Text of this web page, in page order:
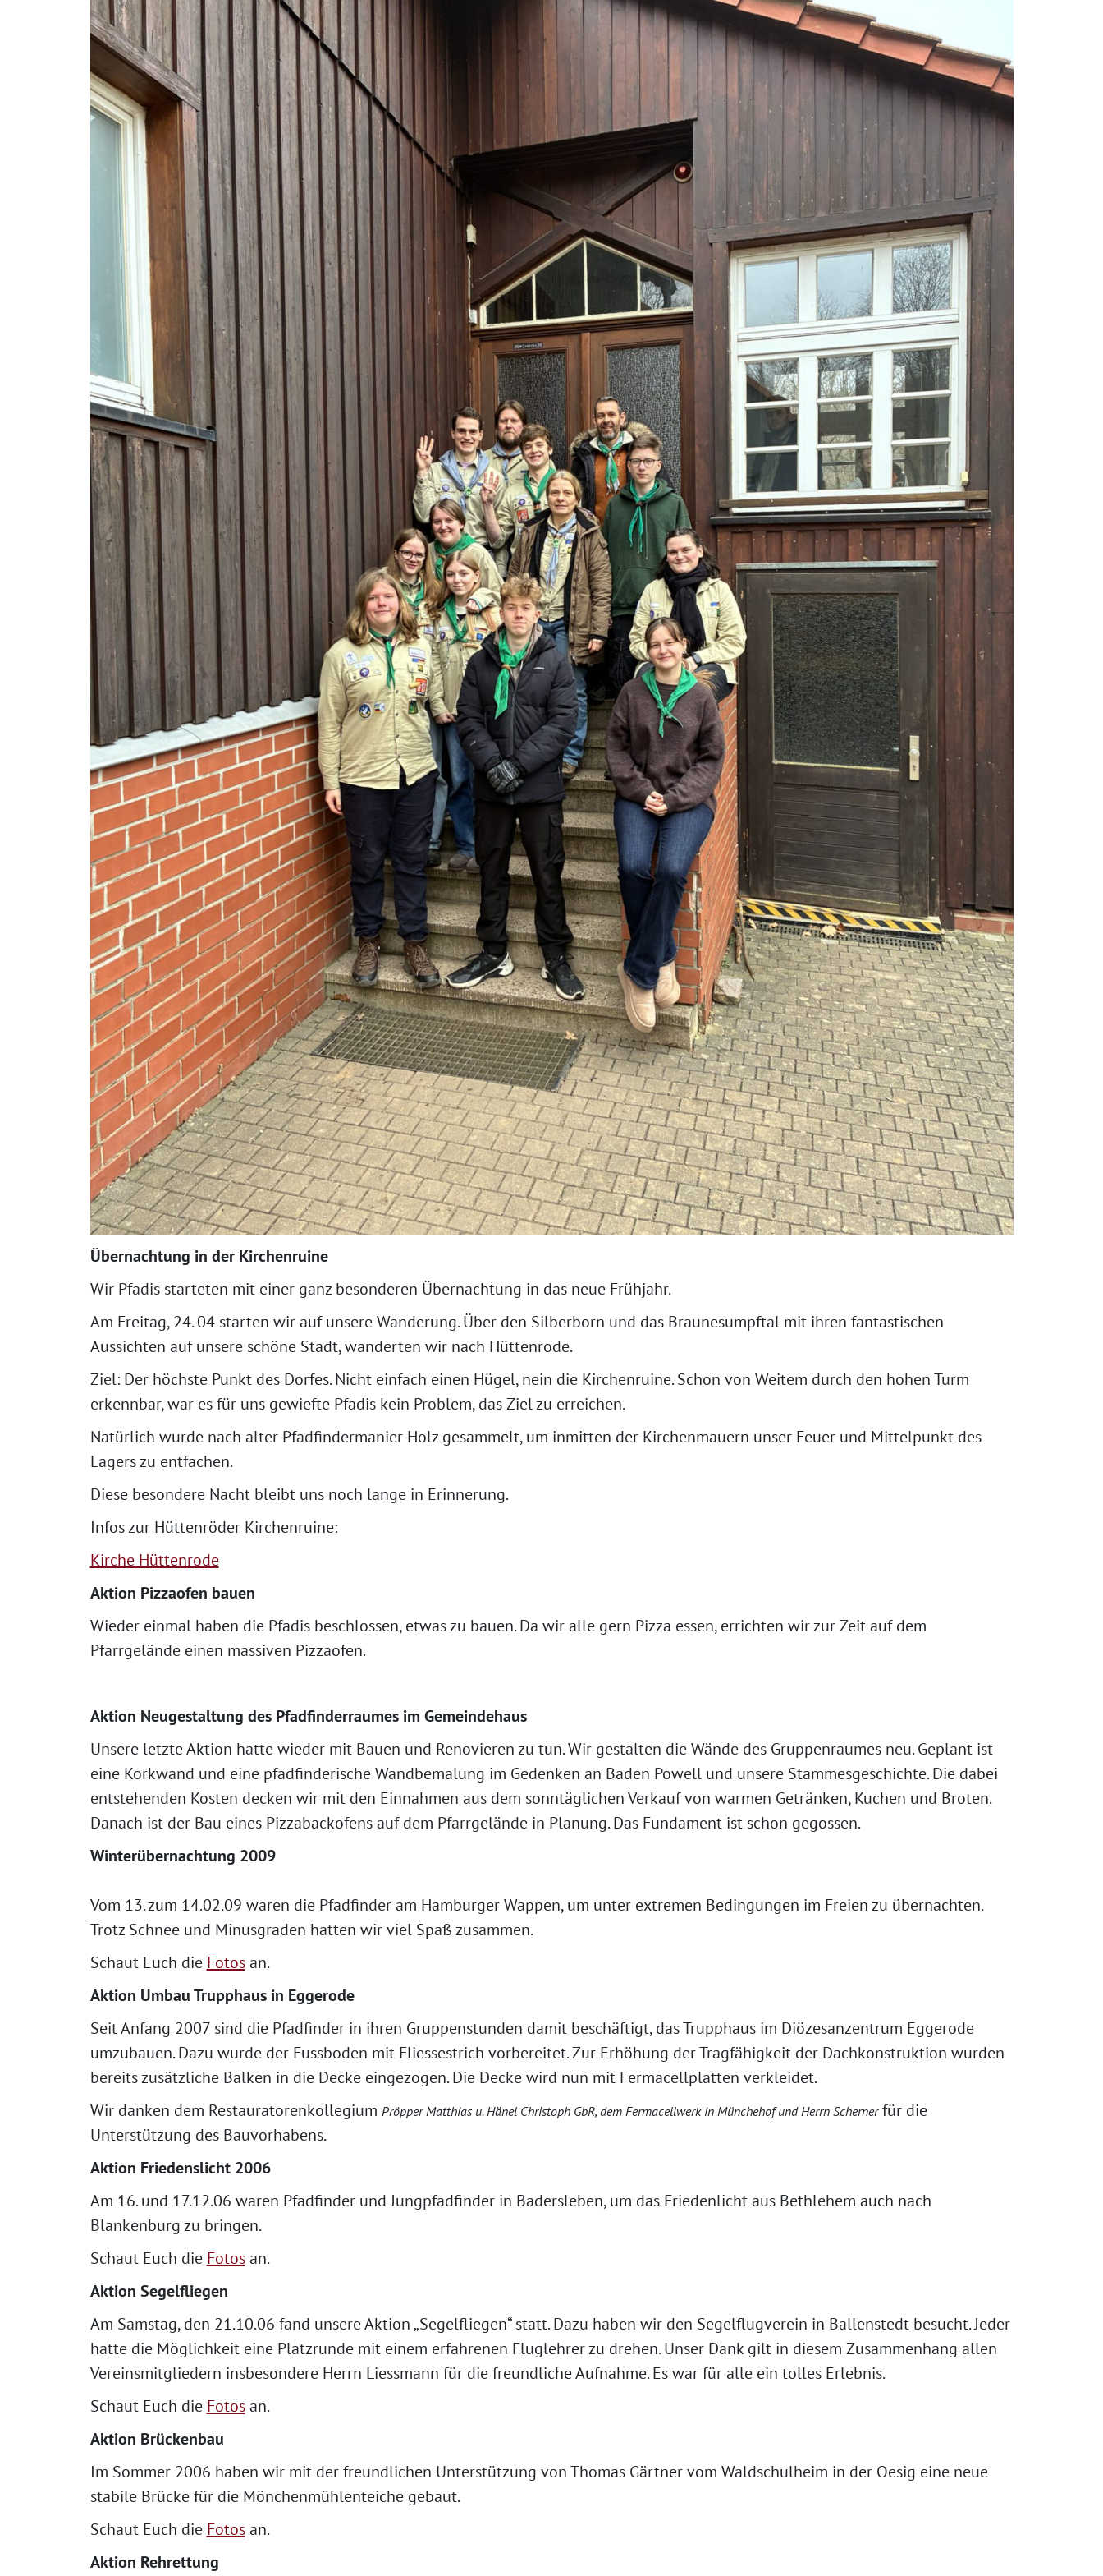
Übernachtung in der Kirchenruine
Wir Pfadis starteten mit einer ganz besonderen Übernachtung in das neue Frühjahr.
Am Freitag, 24. 04 starten wir auf unsere Wanderung. Über den Silberborn und das Braunesumpftal mit ihren fantastischen
Aussichten auf unsere schöne Stadt, wanderten wir nach Hüttenrode.
Ziel: Der höchste Punkt des Dorfes. Nicht einfach einen Hügel, nein die Kirchenruine. Schon von Weitem durch den hohen Turm
erkennbar, war es für uns gewiefte Pfadis kein Problem, das Ziel zu erreichen.
Natürlich wurde nach alter Pfadfindermanier Holz gesammelt, um inmitten der Kirchenmauern unser Feuer und Mittelpunkt des
Lagers zu entfachen.
Diese besondere Nacht bleibt uns noch lange in Erinnerung.
Infos zur Hüttenröder Kirchenruine:
Kirche Hüttenrode
Aktion Pizzaofen bauen
Wieder einmal haben die Pfadis beschlossen, etwas zu bauen. Da wir alle gern Pizza essen, errichten wir zur Zeit auf dem
Pfarrgelände einen massiven Pizzaofen.
Aktion Neugestaltung des Pfadfinderraumes im Gemeindehaus
Unsere letzte Aktion hatte wieder mit Bauen und Renovieren zu tun. Wir gestalten die Wände des Gruppenraumes neu. Geplant ist
eine Korkwand und eine pfadfinderische Wandbemalung im Gedenken an Baden Powell und unsere Stammesgeschichte. Die dabei
entstehenden Kosten decken wir mit den Einnahmen aus dem sonntäglichen Verkauf von warmen Getränken, Kuchen und Broten.
Danach ist der Bau eines Pizzabackofens auf dem Pfarrgelände in Planung. Das Fundament ist schon gegossen.
Winterübernachtung 2009
Vom 13. zum 14.02.09 waren die Pfadfinder am Hamburger Wappen, um unter extremen Bedingungen im Freien zu übernachten.
Trotz Schnee und Minusgraden hatten wir viel Spaß zusammen.
Schaut Euch die Fotosan.
Aktion Umbau Trupphaus in Eggerode
Seit Anfang 2007 sind die Pfadfinder in ihren Gruppenstunden damit beschäftigt, das Trupphaus im Diözesanzentrum Eggerode
umzubauen. Dazu wurde der Fussboden mit Fliessestrich vorbereitet. Zur Erhöhung der Tragfähigkeit der Dachkonstruktion wurden
bereits zusätzliche Balken in die Decke eingezogen. Die Decke wird nun mit Fermacellplatten verkleidet.
Wir danken dem Restauratorenkollegium Pröpper Matthias u. Hänel Christoph GbR, dem Fermacellwerk in Münchehof und Herrn Schernerfür die
Unterstützung des Bauvorhabens.
Aktion Friedenslicht 2006
Am 16. und 17.12.06 waren Pfadfinder und Jungpfadfinder in Badersleben, um das Friedenlicht aus Bethlehem auch nach
Blankenburg zu bringen.
Schaut Euch die Fotosan.
Aktion Segelfliegen
Am Samstag, den 21.10.06 fand unsere Aktion „Segelfliegen“ statt. Dazu haben wir den Segelflugverein in Ballenstedt besucht. Jeder
hatte die Möglichkeit eine Platzrunde mit einem erfahrenen Fluglehrer zu drehen. Unser Dank gilt in diesem Zusammenhang allen
Vereinsmitgliedern insbesondere Herrn Liessmann für die freundliche Aufnahme. Es war für alle ein tolles Erlebnis.
Schaut Euch die Fotosan.
Aktion Brückenbau
Im Sommer 2006 haben wir mit der freundlichen Unterstützung von Thomas Gärtner vom Waldschulheim in der Oesig eine neue
stabile Brücke für die Mönchenmühlenteiche gebaut.
Schaut Euch die Fotosan.
Aktion Rehrettung